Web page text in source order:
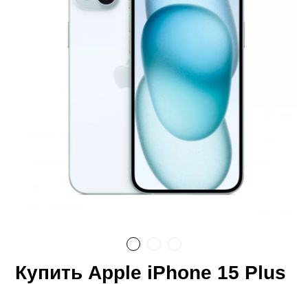
Купить Apple iPhone 15 Plus